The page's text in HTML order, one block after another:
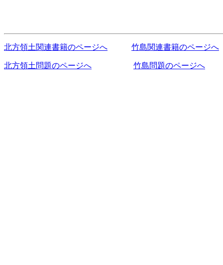
北方領土関連書籍のページへ 竹島関連書籍のページへ
北方領土問題のページへ 竹島問題のページへ